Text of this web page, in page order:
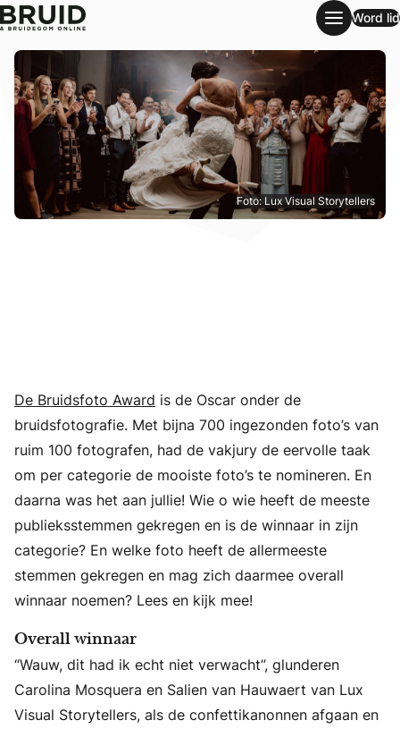
De Bruidsfoto Award 2021 – dit zijn de winnaars!
Word lid
Foto: Lux Visual Storytellers
De Bruidsfoto Award is de Oscar onder de
bruidsfotografie. Met bijna 700 ingezonden foto’s van
ruim 100 fotografen, had de vakjury de eervolle taak
om per categorie de mooiste foto’s te nomineren. En
daarna was het aan jullie! Wie o wie heeft de meeste
publieksstemmen gekregen en is de winnaar in zijn
categorie? En welke foto heeft de allermeeste
stemmen gekregen en mag zich daarmee overall
winnaar noemen? Lees en kijk mee!
Overall winnaar
“Wauw, dit had ik echt niet verwacht”, glunderen
Carolina Mosquera en Salien van Hauwaert van Lux
Visual Storytellers, als de confettikanonnen afgaan en